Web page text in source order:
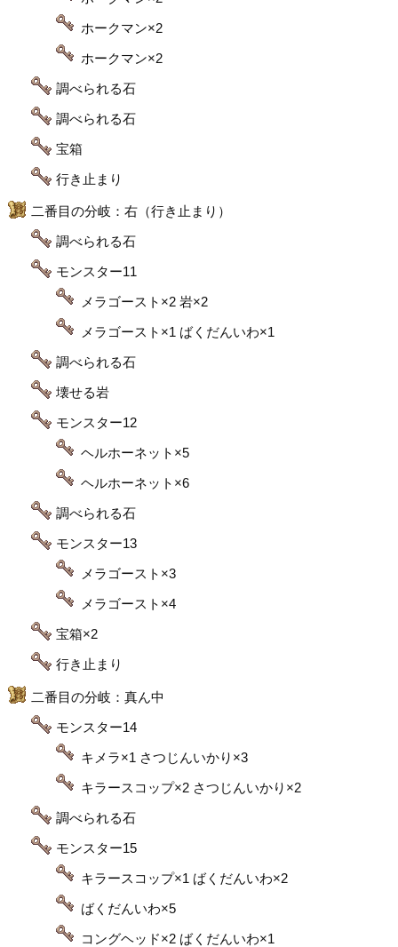
ホークマン×2
ホークマン×2
調べられる石
調べられる石
宝箱
行き止まり
二番目の分岐：右（行き止まり）
調べられる石
モンスター11
メラゴースト×2 岩×2
メラゴースト×1 ばくだんいわ×1
調べられる石
壊せる岩
モンスター12
ヘルホーネット×5
ヘルホーネット×6
調べられる石
モンスター13
メラゴースト×3
メラゴースト×4
宝箱×2
行き止まり
二番目の分岐：真ん中
モンスター14
キメラ×1 さつじんいかり×3
キラースコップ×2 さつじんいかり×2
調べられる石
モンスター15
キラースコップ×1 ばくだんいわ×2
ばくだんいわ×5
コングヘッド×2 ばくだんいわ×1